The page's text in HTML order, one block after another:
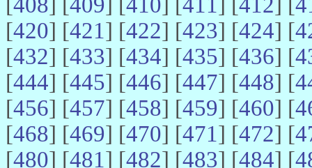
[420] [421] [422] [423] [424] [
[432] [433] [434] [435] [436] [
[444] [445] [446] [447] [448] [
[456] [457] [458] [459] [460] [
[468] [469] [470] [471] [472] [
[480] [481] [482] [483] [484] [